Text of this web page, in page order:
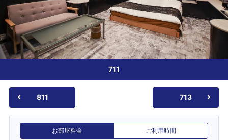
711
811 713
お部屋料金 ご利用時間